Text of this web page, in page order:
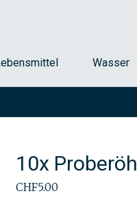
Wasser
10x
CHF5.00